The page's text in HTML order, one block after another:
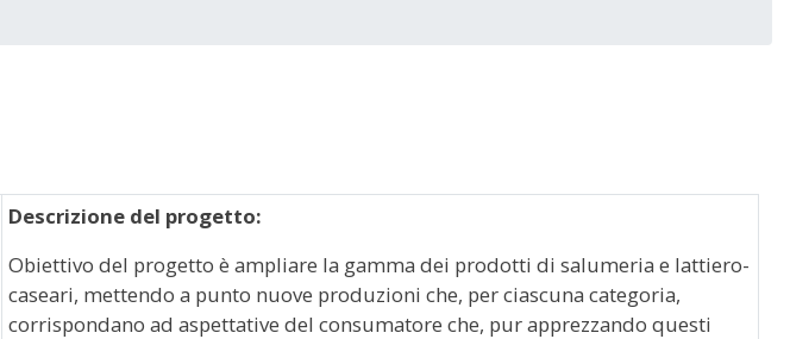
Descrizione del progetto:
Obiettivo del progetto è ampliare la gamma dei prodotti di salumeria e lattiero-
caseari, mettendo a punto nuove produzioni che, per ciascuna categoria,
corrispondano ad aspettative del consumatore che, pur apprezzando questi